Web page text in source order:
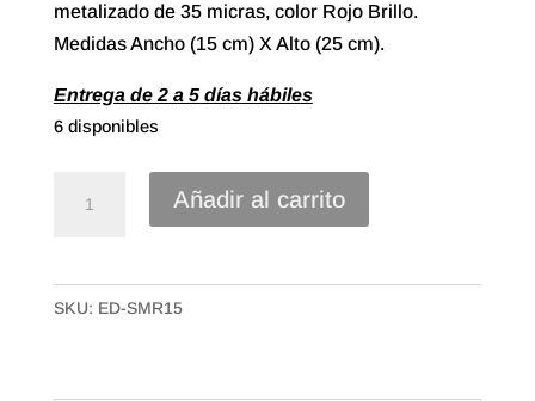
metalizado de 35 micras, color Rojo Brillo.
Medidas Ancho (15 cm) X Alto (25 cm).
Entrega de 2 a 5 días hábiles
6 disponibles
de
15X25
Añadir al carrito
SKU: ED-SMR15